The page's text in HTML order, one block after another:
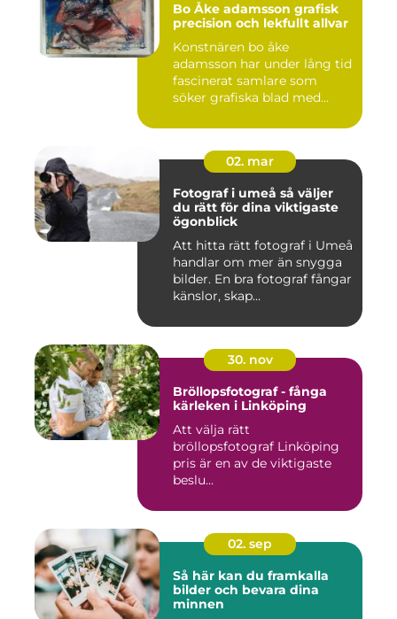
Bo Åke adamsson grafisk
precision och lekfullt allvar
Konstnären bo åke
adamsson har under lång tid
fascinerat samlare som
söker grafiska blad med
02. mar
Fotograf i umeå så väljer
du rätt för dina viktigaste
ögonblick
Att hitta rätt fotograf i Umeå
handlar om mer än snygga
bilder. En bra fotograf fångar
känslor, skap...
30. nov
Bröllopsfotograf - fånga
kärleken i Linköping
Att välja rätt
bröllopsfotograf Linköping
pris är en av de viktigaste
beslu...
02. sep
Så här kan du framkalla
bilder och bevara dina
minnen